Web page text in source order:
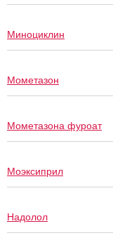
Миноциклин
Мометазон
Мометазона фуроат
Моэксиприл
Надолол